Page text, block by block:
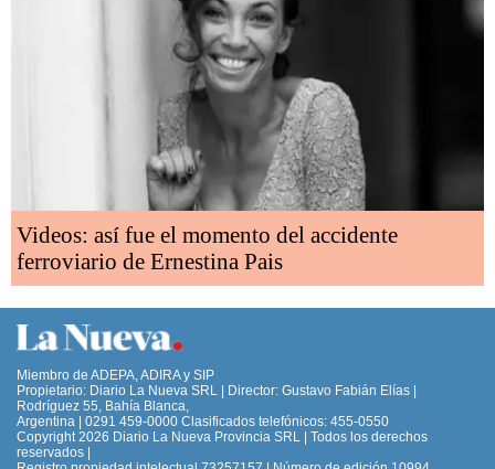
Videos: así fue el momento del accidente
ferroviario de Ernestina Pais
Miembro de ADEPA, ADIRA y SIP
Propietario: Diario La Nueva SRL | Director: Gustavo Fabián Elías |
Rodríguez 55, Bahía Blanca,
Argentina | 0291 459-0000 Clasificados telefónicos: 455-0550
Copyright 2026 Diario La Nueva Provincia SRL | Todos los derechos
reservados |